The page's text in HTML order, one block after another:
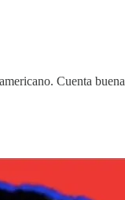
Cuenta